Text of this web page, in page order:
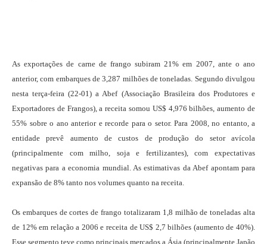
As exportações de carne de frango subiram 21% em 2007, ante o ano
anterior, com embarques de 3,287 milhões de toneladas. Segundo divulgou
nesta terça-feira (22-01) a Abef (Associação Brasileira dos Produtores e
Exportadores de Frangos), a receita somou US$ 4,976 bilhões, aumento de
55% sobre o ano anterior e recorde para o setor. Para 2008, no entanto, a
entidade prevê aumento de custos de produção do setor avícola
(principalmente com milho, soja e fertilizantes), com expectativas
negativas para a economia mundial. As estimativas da Abef apontam para
expansão de 8% tanto nos volumes quanto na receita.
Os embarques de cortes de frango totalizaram 1,8 milhão de toneladas alta
de 12% em relação a 2006 e receita de US$ 2,7 bilhões (aumento de 40%).
Esse segmento teve como principais mercados a Ásia (principalmente Japão